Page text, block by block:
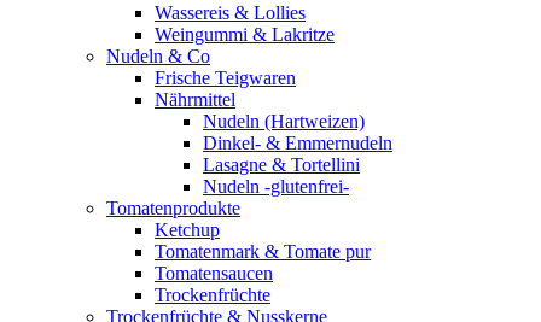
Wassereis & Lollies
Weingummi & Lakritze
Nudeln & Co
Frische Teigwaren
Nährmittel
Nudeln (Hartweizen)
Dinkel- & Emmernudeln
Lasagne & Tortellini
Nudeln -glutenfrei-
Tomatenprodukte
Ketchup
Tomatenmark & Tomate pur
Tomatensaucen
Trockenfrüchte
Trockenfrüchte & Nusskerne